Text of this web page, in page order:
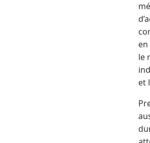
le
et